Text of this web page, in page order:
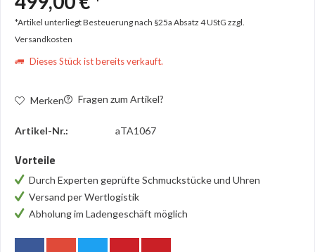
*Artikel unterliegt Besteuerung nach §25a Absatz 4 UStG zzgl.
Versandkosten
Dieses Stück ist bereits verkauft.
Merken Fragen zum Artikel?
Artikel-Nr.: aTA1067
Vorteile
Durch Experten geprüfte Schmuckstücke und Uhren
Versand per Wertlogistik
Abholung im Ladengeschäft möglich